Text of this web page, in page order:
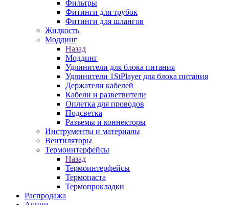
Фильтры
Фитинги для трубок
Фитинги для шлангов
Жидкость
Моддинг
Назад
Моддинг
Удлинители для блока питания
Удлинители 1StPlayer для блока питания
Держатели кабелей
Кабели и разветвители
Оплетка для проводов
Подсветка
Разъемы и коннекторы
Инструменты и материалы
Вентиляторы
Термоинтерфейсы
Назад
Термоинтерфейсы
Термопаста
Термопрокладки
Распродажа